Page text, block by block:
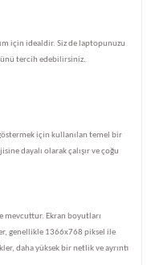
için idealdir. Siz de laptopunuzu
tercih edebilirsiniz.
için kullanılan temel bir
dayalı olarak çalışır ve çoğu
mevcuttur. Ekran boyutları
genellikle 1366x768 piksel ile
daha yüksek bir netlik ve ayrıntı